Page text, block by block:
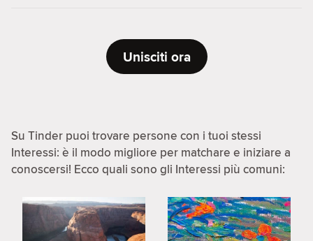
Unisciti ora
Su Tinder puoi trovare persone con i tuoi stessi
Interessi: è il modo migliore per matchare e iniziare a
conoscersi! Ecco quali sono gli Interessi più comuni: